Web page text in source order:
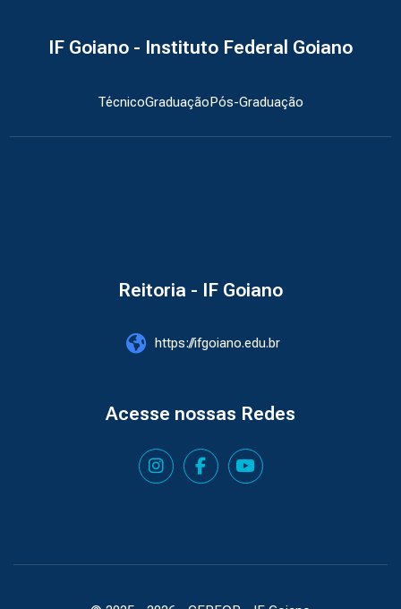
IF Goiano - Instituto Federal Goiano
TécnicoGraduaçãoPós-Graduação
Reitoria - IF Goiano
https://ifgoiano.edu.br
Acesse nossas Redes